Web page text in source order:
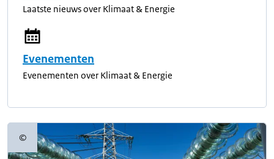
Laatste nieuws over Klimaat & Energie
Evenementen
Evenementen over Klimaat & Energie
©Copyrightinformatie